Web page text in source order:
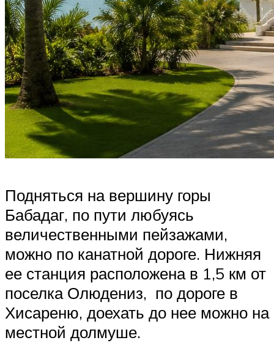
Подняться на вершину горы
Бабадаг, по пути любуясь
величественными пейзажами,
можно по канатной дороге. Нижняя
ее станция расположена в 1,5 км от
поселка Олюдениз, по дороге в
Хисареню, доехать до нее можно на
местной долмуше.